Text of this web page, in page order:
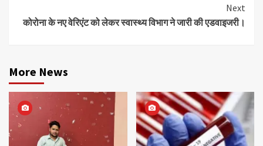
Next
कोरोना के नए वेरिएंट को लेकर स्वास्थ्य विभाग ने जारी की एडवाइजरी।
More News